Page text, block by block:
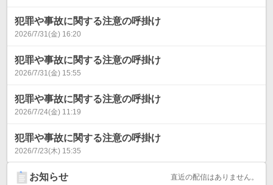
犯罪や事故に関する注意の呼掛け
2026/7/31(金) 16:20
犯罪や事故に関する注意の呼掛け
2026/7/31(金) 15:55
犯罪や事故に関する注意の呼掛け
2026/7/24(金) 11:19
犯罪や事故に関する注意の呼掛け
2026/7/23(木) 15:35
お知らせ 直近の配信はありません。